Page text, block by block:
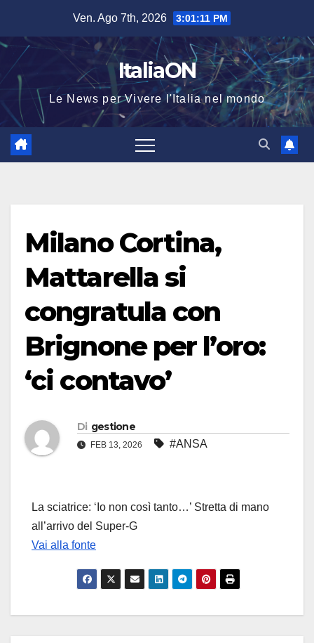
contenuto
Ven. Ago 7th, 2026 3:01:12 PM
ItaliaON
Le News per Vivere l'Italia nel mondo
Milano Cortina,
Mattarella si
congratula con
Brignone per l’oro:
‘ci contavo’
Di gestione
FEB 13, 2026 #ANSA
La sciatrice: ‘Io non così tanto…’ Stretta di mano
all’arrivo del Super-G
Vai alla fonte